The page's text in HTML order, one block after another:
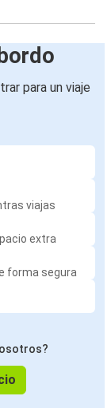
para un viaje
viajas
extra
forma segura